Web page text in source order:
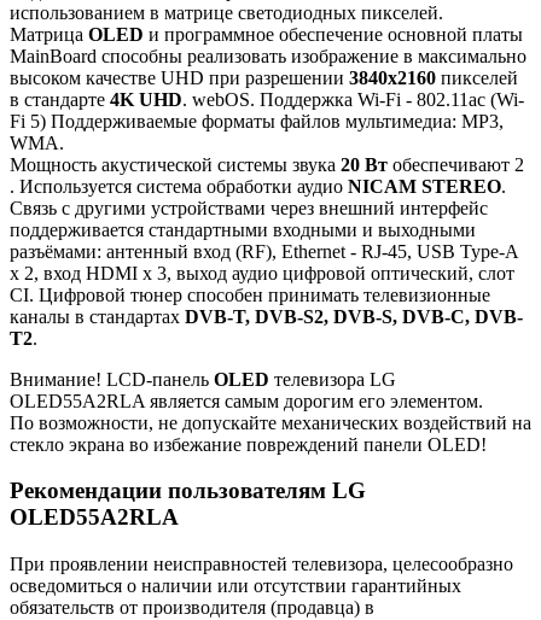
использованием в матрице светодиодных пикселей.
Матрица OLED и программное обеспечение основной платы
MainBoard способны реализовать изображение в максимально
высоком качестве UHD при разрешении 3840x2160 пикселей
в стандарте 4K UHD. webOS. Поддержка Wi-Fi - 802.11ac (Wi-
Fi 5) Поддерживаемые форматы файлов мультимедиа: MP3,
WMA.
Мощность акустической системы звука 20 Вт обеспечивают 2
. Используется система обработки аудио NICAM STEREO.
Связь с другими устройствами через внешний интерфейс
поддерживается стандартными входными и выходными
разъёмами: антенный вход (RF), Ethernet - RJ-45, USB Type-A
x 2, вход HDMI x 3, выход аудио цифровой оптический, слот
CI. Цифровой тюнер способен принимать телевизионные
каналы в стандартах DVB-T, DVB-S2, DVB-S, DVB-C, DVB-
T2.
Внимание! LCD-панель OLED телевизора LG
OLED55A2RLA является самым дорогим его элементом.
По возможности, не допускайте механических воздействий на
стекло экрана во избежание повреждений панели OLED!
Рекомендации пользователям LG
OLED55A2RLA
При проявлении неисправностей телевизора, целесообразно
осведомиться о наличии или отсутствии гарантийных
обязательств от производителя (продавца) в